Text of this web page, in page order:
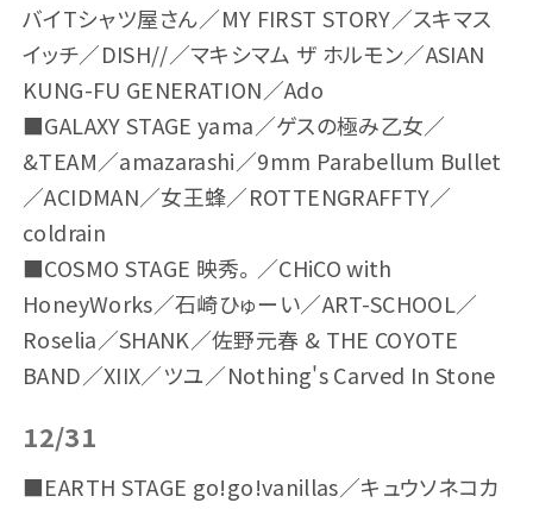
バイTシャツ屋さん／MY FIRST STORY／スキマス
イッチ／DISH//／マキシマム ザ ホルモン／ASIAN
KUNG-FU GENERATION／Ado
■GALAXY STAGE yama／ゲスの極み乙女／
&TEAM／amazarashi／9mm Parabellum Bullet
／ACIDMAN／女王蜂／ROTTENGRAFFTY／
coldrain
■COSMO STAGE 映秀。／CHiCO with
HoneyWorks／石崎ひゅーい／ART-SCHOOL／
Roselia／SHANK／佐野元春 & THE COYOTE
BAND／XIIX／ツユ／Nothing's Carved In Stone
12/31
■EARTH STAGE go!go!vanillas／キュウソネコカ